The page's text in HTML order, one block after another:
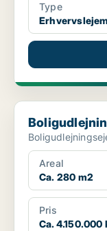
Type
Areal
Ca. 280 m2
Pris
Ca. 4.150.000